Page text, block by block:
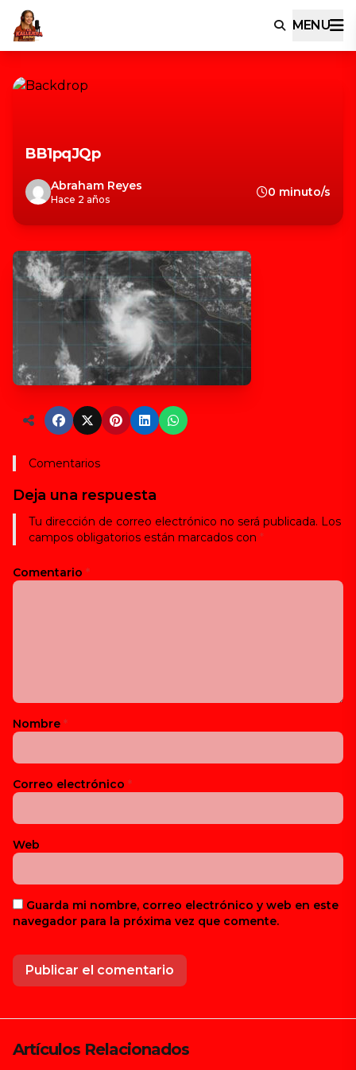
MENU
BB1pqJQp
Abraham Reyes
Hace 2 años
0 minuto/s
Comentarios
Deja una respuesta
Tu dirección de correo electrónico no será publicada. Los
campos obligatorios están marcados con *
Comentario *
Nombre *
Correo electrónico *
Web
Guarda mi nombre, correo electrónico y web en este
navegador para la próxima vez que comente.
Artículos Relacionados